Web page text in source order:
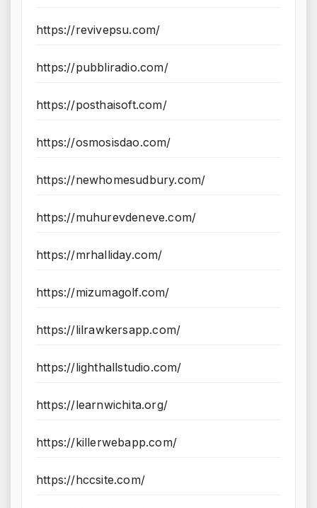
https://revivepsu.com/
https://pubbliradio.com/
https://posthaisoft.com/
https://osmosisdao.com/
https://newhomesudbury.com/
https://muhurevdeneve.com/
https://mrhalliday.com/
https://mizumagolf.com/
https://lilrawkersapp.com/
https://lighthallstudio.com/
https://learnwichita.org/
https://killerwebapp.com/
https://hccsite.com/